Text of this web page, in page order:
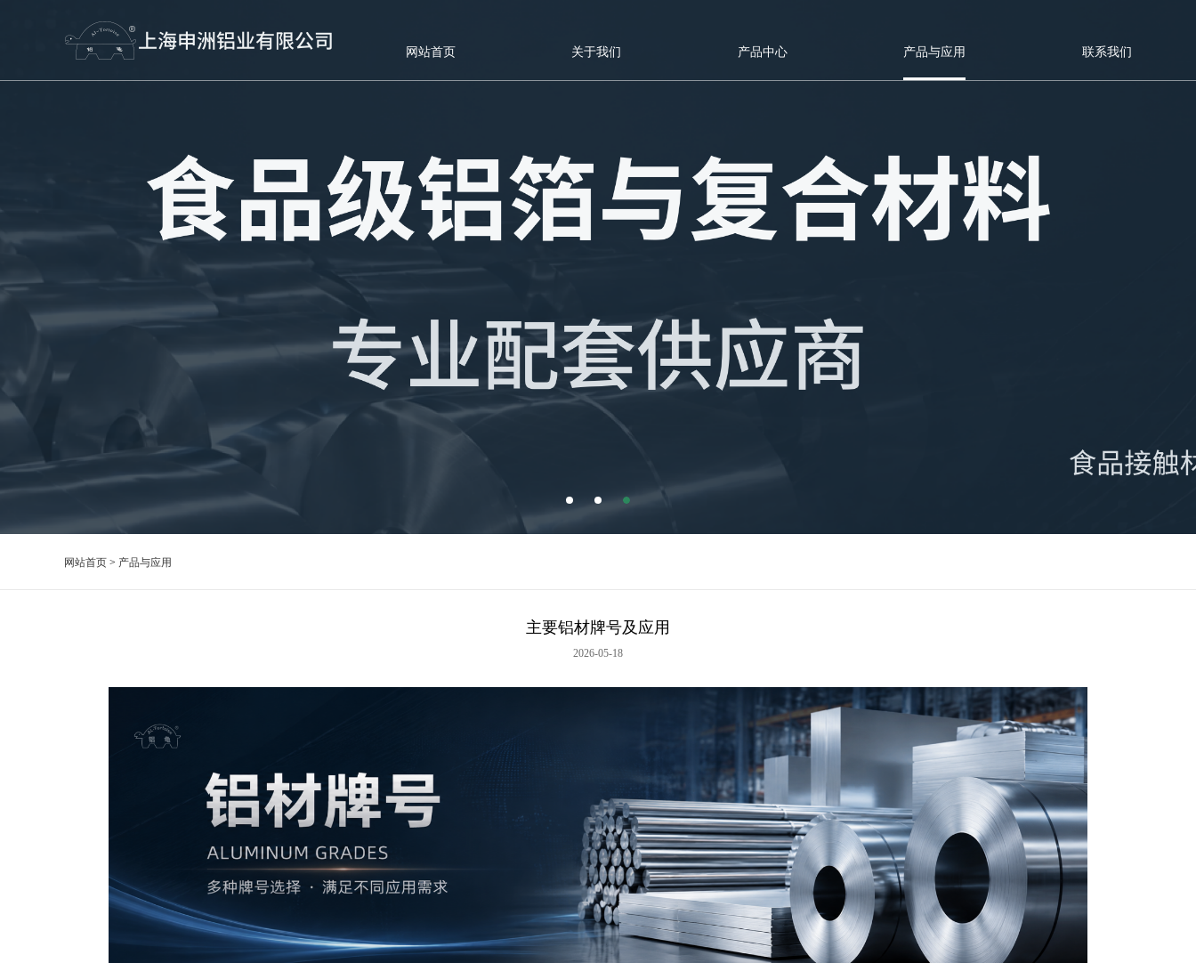
网站首页 关于我们 产品中心 产品与应用 联系我们
网站首页 > 产品与应用
主要铝材牌号及应用
2026-05-18